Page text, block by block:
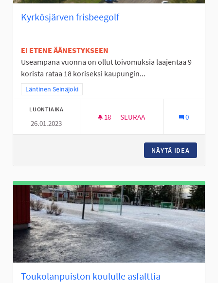
Kyrkösjärven frisbeegolf
EI ETENE ÄÄNESTYKSEEN
Useampana vuonna on ollut toivomuksia laajentaa 9
korista rataa 18 koriseksi kaupungin...
Rajaa tulokset teeman mukaan: Läntinen Seinäjoki
Läntinen Seinäjoki
LUONTIAIKA
26.01.2023
18 18 SEURAAJAA
SEURAA 0
NÄYTÄ IDEA
Toukolanpuiston koululle asfalttia